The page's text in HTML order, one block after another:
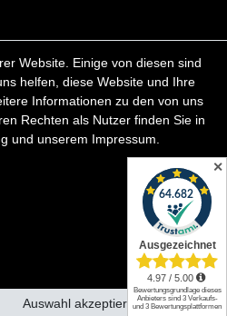
BERLIN Exklusive Gemälde
Ölgemälde beträgt etwa 1 - 3
Das Widerrufsrecht gilt für
Website. Einige von diesen sind
helfen, diese Website und Ihre
Informationen zu den von uns
Rechten als Nutzer finden Sie in
und unserem Impressum
Alle akzeptieren
Auswahl akzeptieren
✕